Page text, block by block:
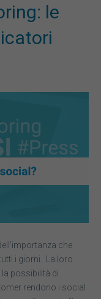
le
che
i giorni. La loro
la possibilità di
rendono i social